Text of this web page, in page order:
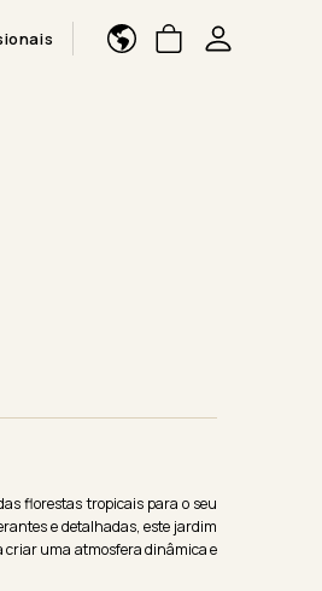
florestas tropicais para o seu
e detalhadas, este jardim
criar uma atmosfera dinâmica e